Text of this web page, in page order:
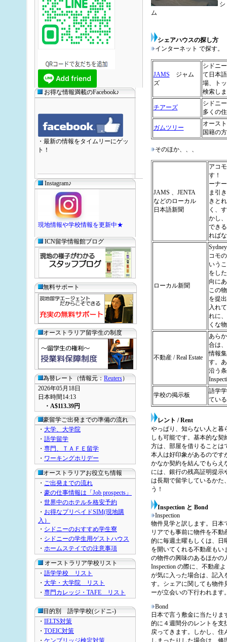
お得な情報満載のFacebook♪
・最新の情報をタイムリーにゲッ
ト！
Instagram♪
現地情報や学校情報を更新中★
ICN留学情報館ブログ
無料サポート
オーストラリア留学生の制度
為替レート（情報元： Reuters）
2026年05月18日
日本時間14:13
・ A$113.39円
豪留学ご出発までの準備の流れ
・ 大学、大学院
・ 語学留学
・ 専門、ＴＡＦＥ留学
・ ワーキングホリデー
オーストラリアお役立ち情報
・ ご出発までの流れ
・ 豪の仕事情報は「Job prospects」
・ 世界中のホテルを格安予約
・ お得なプリペイドSIM(現地購
入）
・ シドニーのおすすめ学生寮
・ シドニーの学生用ゲストハウス
・ ホームステイでの注意事項
オーストラリア学校リスト
・ 語学学校 リスト
・ 大学・大学院 リスト
・ 専門カレッジ・TAFE リスト
目的別 語学学校(シドニ-)
・ IELTS対策
・ TOEIC対策
・ ケンブリッジ検定対策
シ
ム
シェアハウスの探し方
インターネット で探す
JAMS ジャム
ズ
シドニ
て日本
場、ト
検索し
チアーズ
シドニ
多くの
ガムツリー
オース
国籍の
そのほか、、、
JAMS 、JENTA
などのローカル
日本語新聞
アコ
す！
ーナ
ま引
きと
く、
かし
でき
れば
ローカル新聞
コモ
いう
をし
向に
この
を提
入れ
れに
くな
不動産 / Real Estate
あら
合は
情報
す。
沿う
学校の掲示板
語学
てい
レント / Rent
やっぱり、知らない人と暮
しも可能です。基本的な
方は、部屋を借りること
本人は好印象があるので
かなか契約を結んでもら
には、銀行の残高証明提示
は長期で留学しているかた
う！
Inspection と Bond
Inspection
物件見学と訳します。日本
リアでも事前に物件を不動
的に毎週土曜もしくは、日
を開いてくれる不動産もい
の物件の興味のあるほかの
Inspection の際に、不動産
が気に入った場合は、記入
す。シェアに関しても物件
ーが立会いの下行われま
Bond
日本で言う敷金に当たり
的に４週間分のレントを支
戻ってきます。しかし、住
しまったりした場合は、